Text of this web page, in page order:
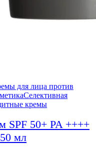
для лица против
Селективная
кремы
SPF 50+ PA ++++
мл